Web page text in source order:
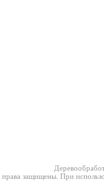
права защищены. При